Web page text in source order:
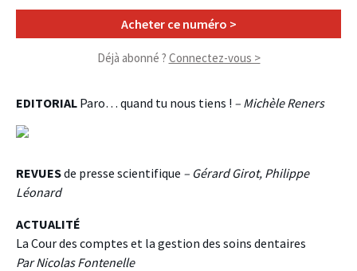
Acheter ce numéro >
Déjà abonné ? Connectez-vous >
EDITORIAL Paro… quand tu nous tiens ! – Michèle Reners
REVUESde presse scientifique – Gérard Girot, Philippe
Léonard
ACTUALITÉ
La Cour des comptes et la gestion des soins dentaires
Par Nicolas Fontenelle